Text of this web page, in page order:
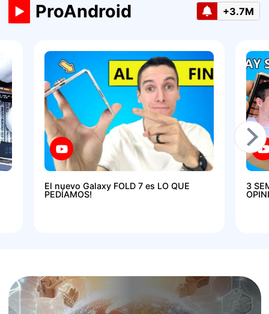
ProAndroid +3.7M
El nuevo Galaxy FOLD 7 es LO QUE
PEDÍAMOS!
3